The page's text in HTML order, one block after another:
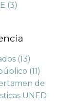
(3)
(13)
(11)
de
UNED